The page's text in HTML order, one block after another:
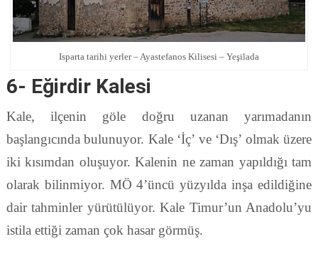
Isparta tarihi yerler – Ayastefanos Kilisesi – Yeşilada
6- Eğirdir Kalesi
Kale, ilçenin göle doğru uzanan yarımadanın
başlangıcında bulunuyor. Kale ‘İç’ ve ‘Dış’ olmak üzere
iki kısımdan oluşuyor. Kalenin ne zaman yapıldığı tam
olarak bilinmiyor. MÖ 4’üncü yüzyılda inşa edildiğine
dair tahminler yürütülüyor. Kale Timur’un Anadolu’yu
istila ettiği zaman çok hasar görmüş.